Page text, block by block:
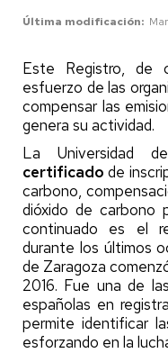
Última modificación
Este Registro, de
esfuerzo de las
compensar las
genera su actividad.
La Universidad
certificadode
carbono,
dióxido de carbono
continuado es el
durante los últimos
de Zaragoza
2016. Fue una de
españolas en
permite identificar
esforzando en la